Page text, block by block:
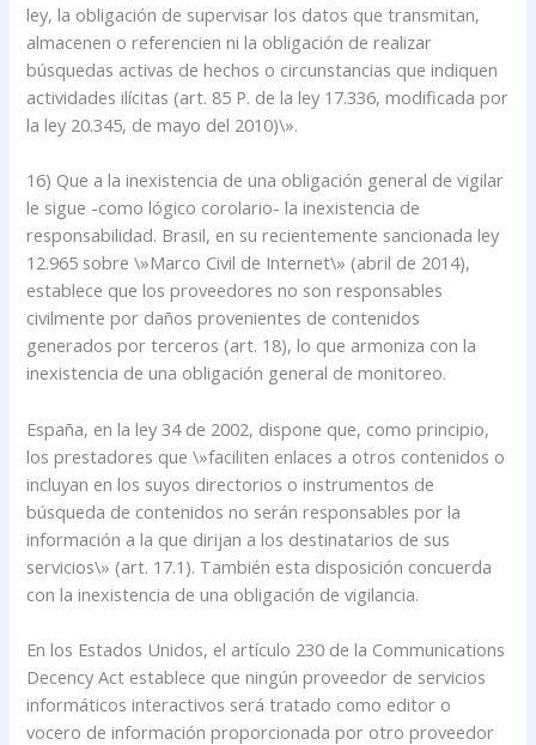
ley, la obligación de supervisar los datos que transmitan,
almacenen o referencien ni la obligación de realizar
búsquedas activas de hechos o circunstancias que indiquen
actividades ilícitas (art. 85 P. de la ley 17.336, modificada por
la ley 20.345, de mayo del 2010)\».
16) Que a la inexistencia de una obligación general de vigilar
le sigue -como lógico corolario- la inexistencia de
responsabilidad. Brasil, en su recientemente sancionada ley
12.965 sobre \»Marco Civil de Internet\» (abril de 2014),
establece que los proveedores no son responsables
civilmente por daños provenientes de contenidos
generados por terceros (art. 18), lo que armoniza con la
inexistencia de una obligación general de monitoreo.
España, en la ley 34 de 2002, dispone que, como principio,
los prestadores que \»faciliten enlaces a otros contenidos o
incluyan en los suyos directorios o instrumentos de
búsqueda de contenidos no serán responsables por la
información a la que dirijan a los destinatarios de sus
servicios\» (art. 17.1). También esta disposición concuerda
con la inexistencia de una obligación de vigilancia.
En los Estados Unidos, el artículo 230 de la Communications
Decency Act establece que ningún proveedor de servicios
informáticos interactivos será tratado como editor o
vocero de información proporcionada por otro proveedor